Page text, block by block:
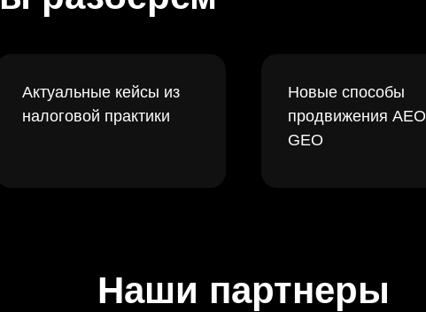
Актуальные кейсы из
налоговой практики
Новые способы
продвижения AEO
GEO
Наши партнеры